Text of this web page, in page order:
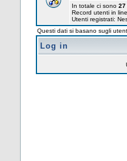
In totale ci sono 27
Record utenti in
Utenti registrati:
Questi dati si basano sugli
Log in